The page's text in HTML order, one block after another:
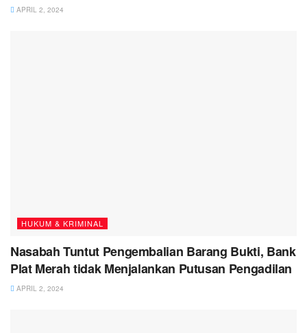
APRIL 2, 2024
HUKUM & KRIMINAL
Nasabah Tuntut Pengembalian Barang Bukti, Bank
Plat Merah tidak Menjalankan Putusan Pengadilan
APRIL 2, 2024